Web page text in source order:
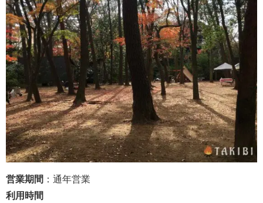
営業期間 ：通年営業
利用時間